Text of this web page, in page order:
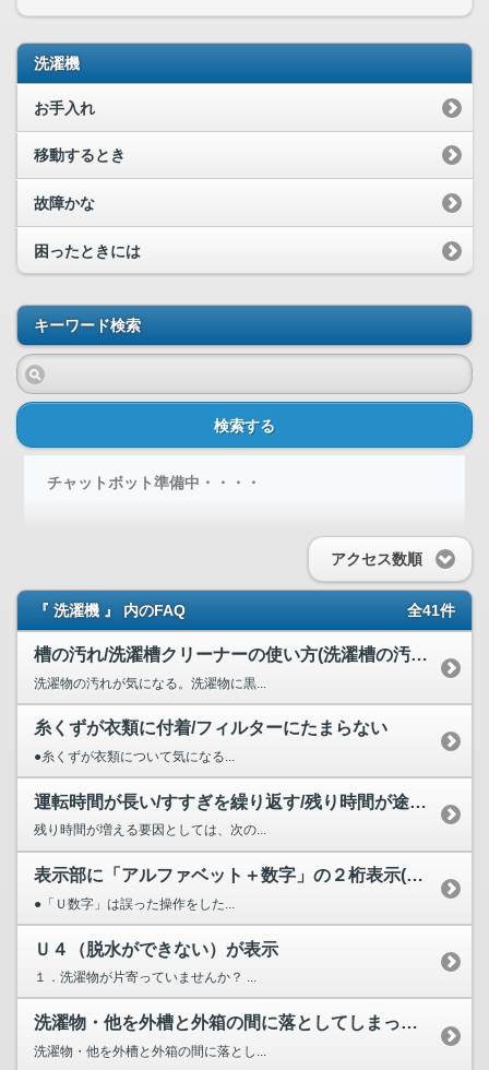
洗濯機
お手入れ
移動するとき
故障かな
困ったときには
キーワード検索
検索する
チャットボット準備中・・・・
アクセス数順
『 洗濯機 』 内のFAQ 全41件
槽の汚れ/洗濯槽クリーナーの使い方(洗濯槽の汚れが気になる...
洗濯物の汚れが気になる。洗濯物に黒...
糸くずが衣類に付着/フィルターにたまらない
●糸くずが衣類について気になる...
運転時間が長い/すすぎを繰り返す/残り時間が途中で増える/...
残り時間が増える要因としては、次の...
表示部に「アルファベット＋数字」の２桁表示(Ｆ１、Ａ６など...
●「Ｕ数字」は誤った操作をした...
Ｕ４（脱水ができない）が表示
１．洗濯物が片寄っていませんか？ ...
洗濯物・他を外槽と外箱の間に落としてしまったがどうしたら良いか？
洗濯物・他を外槽と外箱の間に落とし...